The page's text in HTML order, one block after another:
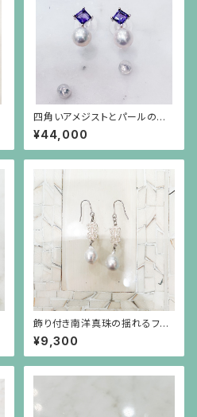
四角いアメジストとパールのシ
ルバー枠のピアス(シルバーポス
ト）
¥44,000
飾り付き南洋真珠の揺れるフッ
ク金具ピアス（メッキ金具）
¥9,300